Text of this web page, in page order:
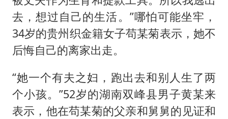
22岁女生独闯南太行失联12天
万岁山接盘烂尾恒大文旅城
薛之谦杭州站演唱会取消
张本智和：零封向鹏不意外
习近平心系体育强国建设
去，想过自己的生活。”哪怕可能坐牢，
34岁的贵州织金籍女子苟某菊表示，她不
后悔自己的离家出走。
“她一个有夫之妇，跑出去和别人生了两
个小孩。”52岁的湖南双峰县男子黄某来
表示，他在苟某菊的父亲和舅舅的见证和